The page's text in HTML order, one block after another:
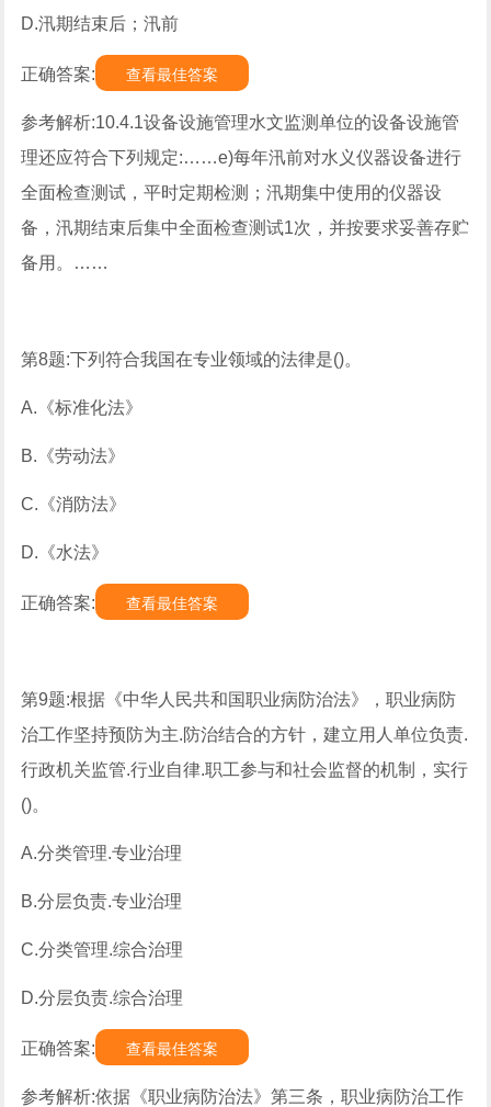
D.汛期结束后；汛前
正确答案: 查看最佳答案
参考解析:10.4.1设备设施管理水文监测单位的设备设施管
理还应符合下列规定:……e)每年汛前对水义仪器设备进行
全面检查测试，平时定期检测；汛期集中使用的仪器设
备，汛期结束后集中全面检查测试1次，并按要求妥善存贮
备用。……
第8题:下列符合我国在专业领域的法律是()。
A.《标准化法》
B.《劳动法》
C.《消防法》
D.《水法》
正确答案: 查看最佳答案
第9题:根据《中华人民共和国职业病防治法》，职业病防
治工作坚持预防为主.防治结合的方针，建立用人单位负责.
行政机关监管.行业自律.职工参与和社会监督的机制，实行
()。
A.分类管理.专业治理
B.分层负责.专业治理
C.分类管理.综合治理
D.分层负责.综合治理
正确答案: 查看最佳答案
参考解析:依据《职业病防治法》第三条，职业病防治工作